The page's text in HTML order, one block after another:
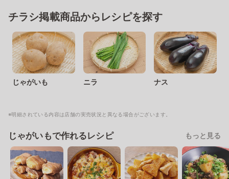
チラシ掲載商品からレシピを探す
じゃがいも ニラ ナス
※明細されている内容は店舗の実売状況と異なる場合がございます。
じゃがいもで作れるレシピ もっと見る